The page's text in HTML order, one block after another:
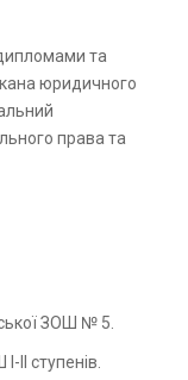
та
юридичного
права та
ЗОШ № 5.
ступенів.